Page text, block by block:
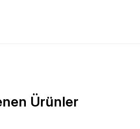
bilgiler bulunuyor.
Teşekkürler Tedi.
Ürünler